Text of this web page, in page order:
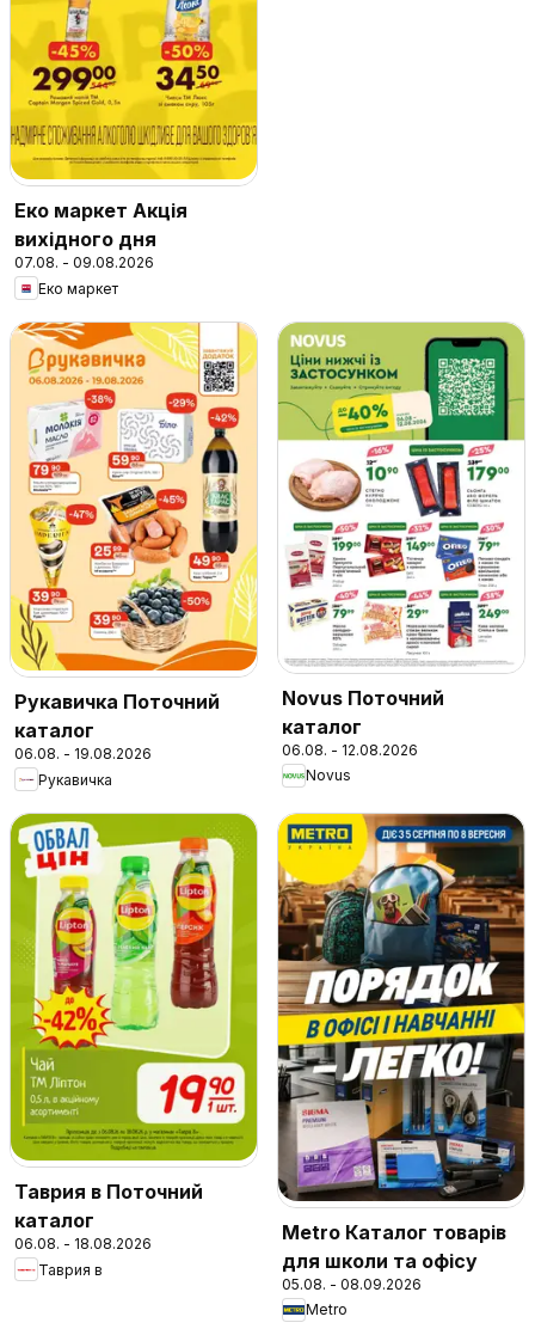
Еко маркет Акція
вихідного дня
07.08. - 09.08.2026
Еко маркет
Рукавичка Поточний
каталог
06.08. - 19.08.2026
Рукавичка
Novus Поточний
каталог
06.08. - 12.08.2026
Novus
Таврия в Поточний
каталог
06.08. - 18.08.2026
Таврия в
Metro Каталог товарів
для школи та офісу
05.08. - 08.09.2026
Metro